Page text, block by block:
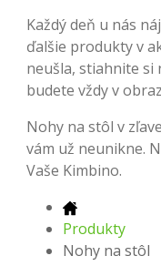
Každý deň u nás
ďalšie produkty v
neušla, stiahnite si
budete vždy v
Nohy na stôl v
vám už neunikne.
Vaše Kimbino.
Produkty
Nohy na stôl